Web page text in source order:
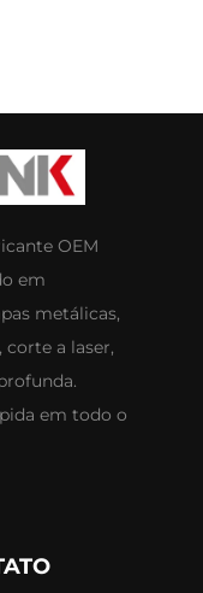
OEM
em
metálicas,
a laser,
em todo o